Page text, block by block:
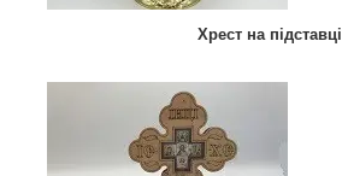
Хрест на підставці